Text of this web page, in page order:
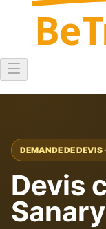
Be
DEMANDE DE DEVIS
Devis